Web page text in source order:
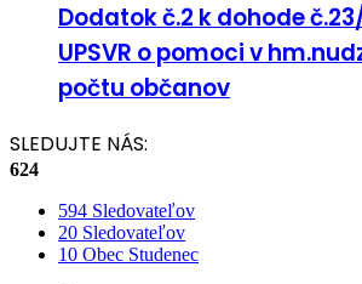
Dodatok č.2 k dohode
UPSVR o pomoci v
počtu občanov
SLEDUJTE NÁS:
624
594 Sledovateľov
20 Sledovateľov
10 Obec Studenec